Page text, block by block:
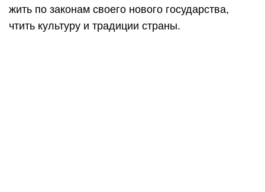
жить по законам своего нового государства,
чтить культуру и традиции страны.